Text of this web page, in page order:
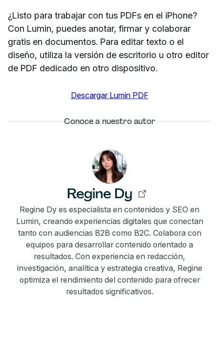
¿Listo para trabajar con tus PDFs en el iPhone?
Con Lumin, puedes anotar, firmar y colaborar
gratis en documentos. Para editar texto o el
diseño, utiliza la versión de escritorio u otro editor
de PDF dedicado en otro dispositivo.
Descargar Lumin PDF
Conoce a nuestro autor
Regine Dy
Regine Dy es especialista en contenidos y SEO en
Lumin, creando experiencias digitales que conectan
tanto con audiencias B2B como B2C. Colabora con
equipos para desarrollar contenido orientado a
resultados. Con experiencia en redacción,
investigación, analítica y estrategia creativa, Regine
optimiza el rendimiento del contenido para ofrecer
resultados significativos.